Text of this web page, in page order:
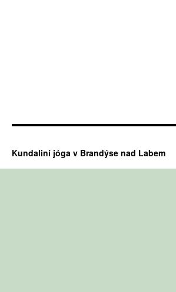
Kundaliní jóga v Brandýse nad Labem